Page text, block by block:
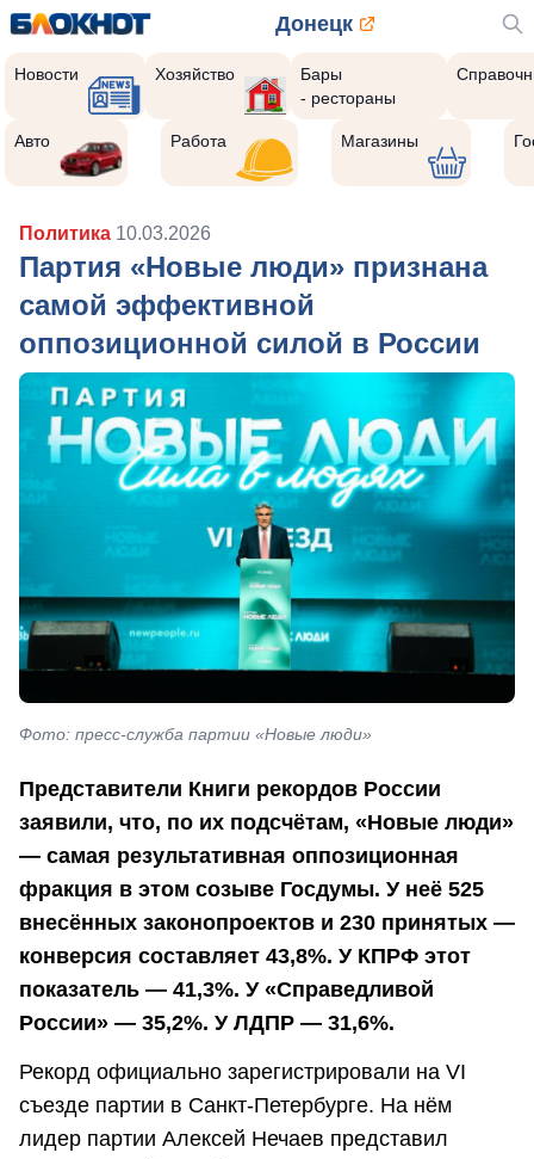
Донецк
Новости Хозяйство
Бары
- рестораны
Авто Работа Магазины
Политика 10.03.2026
Партия «Новые люди» признана
самой эффективной
оппозиционной силой в России
Фото: пресс-служба партии «Новые люди»
Представители Книги рекордов России
заявили, что, по их подсчётам, «Новые люди»
— самая результативная оппозиционная
фракция в этом созыве Госдумы. У неё 525
внесённых законопроектов и 230 принятых —
конверсия составляет 43,8%. У КПРФ этот
показатель — 41,3%. У «Справедливой
России» — 35,2%. У ЛДПР — 31,6%.
Рекорд официально зарегистрировали на VI
съезде партии в Санкт-Петербурге. На нём
лидер партии Алексей Нечаев представил